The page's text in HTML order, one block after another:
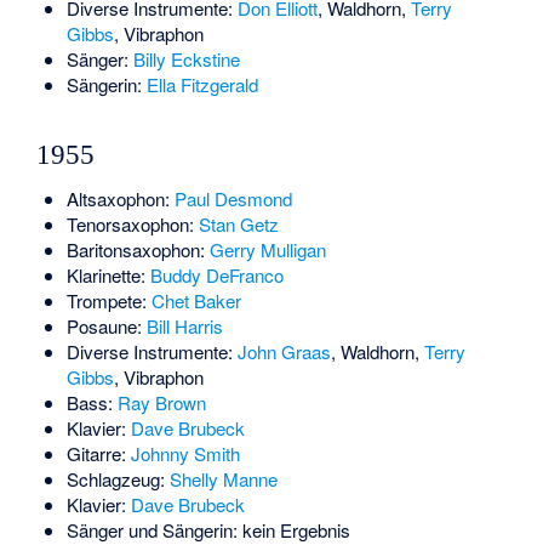
Diverse Instrumente: Don Elliott, Waldhorn, Terry
Gibbs, Vibraphon
Sänger: Billy Eckstine
Sängerin: Ella Fitzgerald
1955
Altsaxophon: Paul Desmond
Tenorsaxophon: Stan Getz
Baritonsaxophon: Gerry Mulligan
Klarinette: Buddy DeFranco
Trompete: Chet Baker
Posaune: Bill Harris
Diverse Instrumente: John Graas, Waldhorn, Terry
Gibbs, Vibraphon
Bass: Ray Brown
Klavier: Dave Brubeck
Gitarre: Johnny Smith
Schlagzeug: Shelly Manne
Klavier: Dave Brubeck
Sänger und Sängerin: kein Ergebnis